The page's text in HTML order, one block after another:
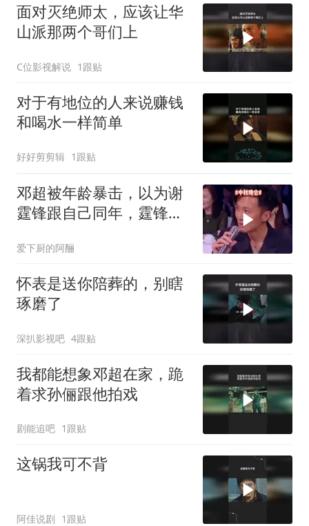
面对灭绝师太，应该让华
山派那两个哥们上
C位影视解说 1跟贴
对于有地位的人来说赚钱
和喝水一样简单
好好剪剪辑 1跟贴
邓超被年龄暴击，以为谢
霆锋跟自己同年，霆锋：
爱下厨的阿酾
怀表是送你陪葬的，别瞎
琢磨了
深扒影视吧 4跟贴
我都能想象邓超在家，跪
着求孙俪跟他拍戏
剧能追吧 1跟贴
这锅我可不背
阿佳说剧 1跟贴